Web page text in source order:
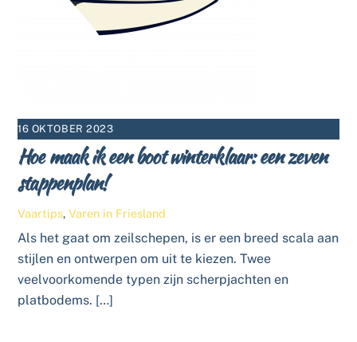
16 OKTOBER 2023
Hoe maak ik een boot winterklaar: een zeven
stappenplan!
Vaartips,Varen in Friesland
Als het gaat om zeilschepen, is er een breed scala aan
stijlen en ontwerpen om uit te kiezen. Twee
veelvoorkomende typen zijn scherpjachten en
platbodems. […]